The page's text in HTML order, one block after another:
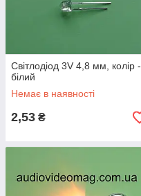
Світлодіод 3V 4,8 мм, колір -
білий
Немає в наявності
2,53 ₴